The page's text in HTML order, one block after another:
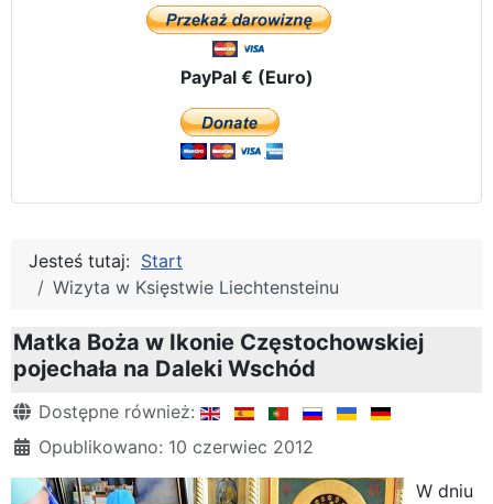
PayPal € (Euro)
Jesteś tutaj: Start
Wizyta w Księstwie Liechtensteinu
Matka Boża w Ikonie Częstochowskiej
pojechała na Daleki Wschód
Szczegóły
Dostępne również:
Opublikowano: 10 czerwiec 2012
W dniu